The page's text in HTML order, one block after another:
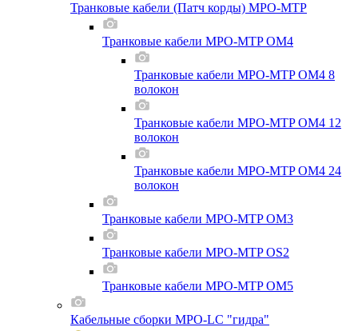
Транковые кабели (Патч корды) MPO-MTP
Транковые кабели MPO-MTP OM4
Транковые кабели MPO-MTP OM4 8
волокон
Транковые кабели MPO-MTP OM4 12
волокон
Транковые кабели MPO-MTP OM4 24
волокон
Транковые кабели MPO-MTP OM3
Транковые кабели MPO-MTP OS2
Транковые кабели MPO-MTP OM5
Кабельные сборки MPO-LC "гидра"